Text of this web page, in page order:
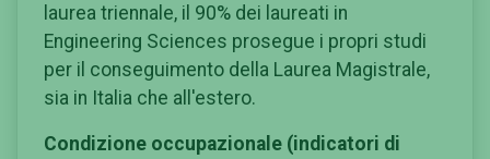
laurea triennale, il 90% dei laureati in
Engineering Sciences prosegue i propri studi
per il conseguimento della Laurea Magistrale,
sia in Italia che all'estero.
Condizione occupazionale (indicatori di